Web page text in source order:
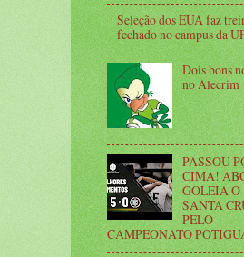
Seleção dos EUA faz
fechado no campus da
Dois bons
no Alecrim
PASSOU
CIMA!
GOLEIA O
SANTA
PELO
CAMPEONATO